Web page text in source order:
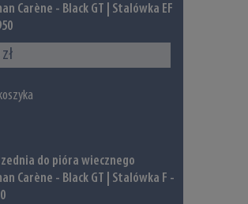
Carène - Black GT | Stalówka EF
do pióra wiecznego
Carène - Black GT | Stalówka F -